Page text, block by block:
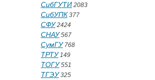
СибГУТИ 2083
СибУПК 377
СФУ2424
СНАУ567
СумГУ768
ТРТУ149
ТОГУ551
ТГЭУ325